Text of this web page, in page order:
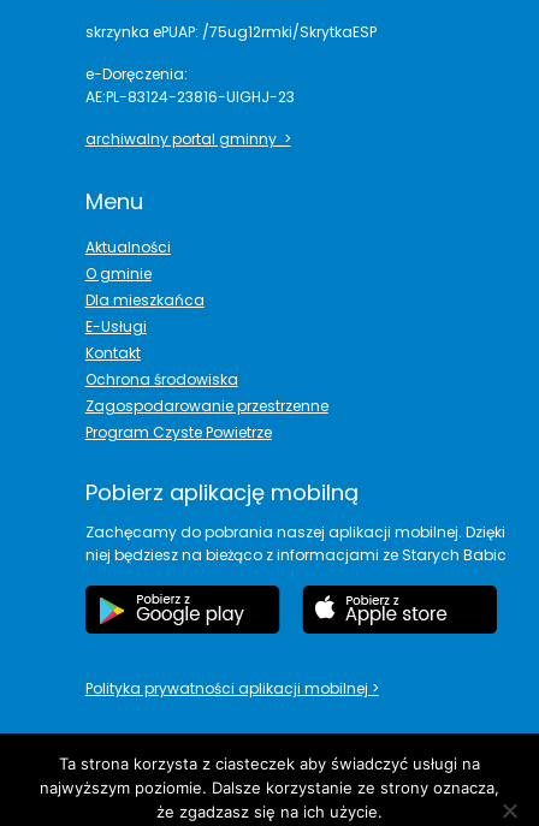
skrzynka ePUAP: /75ug12rmki/SkrytkaESP
e-Doręczenia:
AE:PL-83124-23816-UIGHJ-23
archiwalny portal gminny >
Menu
Aktualności
O gminie
Dla mieszkańca
E-Usługi
Kontakt
Ochrona środowiska
Zagospodarowanie przestrzenne
Program Czyste Powietrze
Pobierz aplikację mobilną
Zachęcamy do pobrania naszej aplikacji mobilnej. Dzięki
niej będziesz na bieżąco z informacjami ze Starych Babic
Polityka prywatności aplikacji mobilnej >
copyright© Urząd Gminy Stare Babice
Ta strona korzysta z ciasteczek aby świadczyć usługi na
najwyższym poziomie. Dalsze korzystanie ze strony oznacza,
że zgadzasz się na ich użycie.